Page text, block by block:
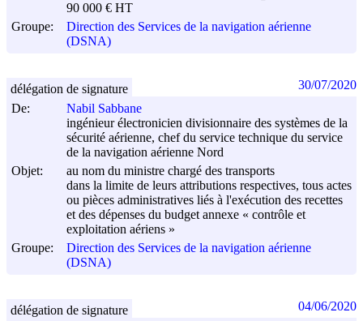
90 000 € HT
Groupe:
Direction des Services de la navigation aérienne
(DSNA)
De:
Nabil Sabbane
ingénieur électronicien divisionnaire des systèmes de la
sécurité aérienne, chef du service technique du service
de la navigation aérienne Nord
Objet:
au nom du ministre chargé des transports
dans la limite de leurs attributions respectives, tous actes
ou pièces administratives liés à l'exécution des recettes
et des dépenses du budget annexe « contrôle et
exploitation aériens »
Groupe:
Direction des Services de la navigation aérienne
(DSNA)
délégation de signature 30/07/2020
délégation de signature 04/06/2020